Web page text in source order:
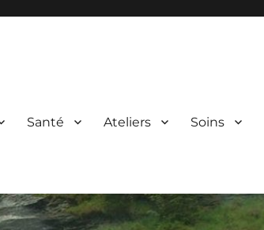
Santé Ateliers Soins